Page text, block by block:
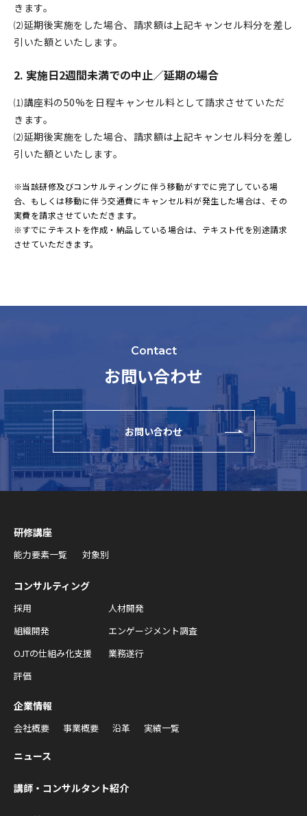
きます。
⑵延期後実施をした場合、請求額は上記キャンセル料分を差し
引いた額といたします。
2. 実施日2週間未満での中止／延期の場合
⑴講座料の50%を日程キャンセル料として請求させていただ
きます。
⑵延期後実施をした場合、請求額は上記キャンセル料分を差し
引いた額といたします。
※当該研修及びコンサルティングに伴う移動がすでに完了している場
合、もしくは移動に伴う交通費にキャンセル料が発生した場合は、その
実費を請求させていただきます。
※すでにテキストを作成・納品している場合は、テキスト代を別途請求
させていただきます。
Contact
お問い合わせ
お問い合わせ
研修講座
能力要素一覧 対象別
コンサルティング
採用
人材開発
組織開発
エンゲージメント調査
OJTの仕組み化支援
業務遂行
評価
企業情報
会社概要 事業概要 沿革 実績一覧
ニュース
講師・コンサルタント紹介